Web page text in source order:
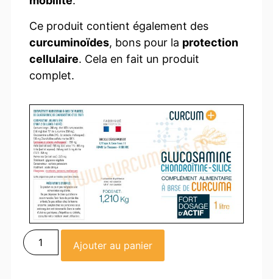
Ce produit contient également des
curcuminoïdes, bons pour la protection
cellulaire. Cela en fait un produit
complet.
Ajouter au panier